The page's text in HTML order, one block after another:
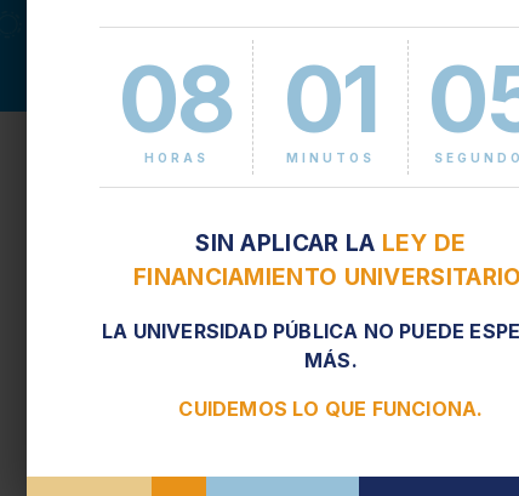
08
HORAS
01
MINUTOS
SIN APLICAR LA LEY DE
FINANCIAMIENTO
LA UNIVERSIDAD PÚBLICA NO PUEDE
MÁS.
CUIDEMOS LO QUE FUNCIONA.
Inscripciones del 2do.
La Secretaría de Gestión Académica de
correspondiente al 2do. cuatrimestre de